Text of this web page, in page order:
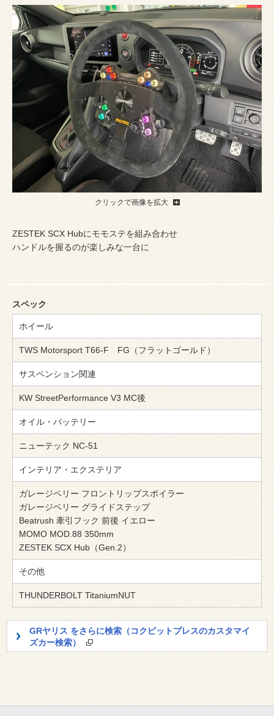
クリックで画像を拡大
ZESTEK SCX Hubにモモステを組み合わせ
ハンドルを握るのが楽しみな一台に
スペック
ホイール
TWS Motorsport T66-F FG（フラットゴールド）
サスペンション関連
KW StreetPerformance V3 MC後
オイル・バッテリー
ニューテック NC-51
インテリア・エクステリア
ガレージベリー フロントリップスポイラー
ガレージベリー グライドステップ
Beatrush 牽引フック 前後 イエロー
MOMO MOD.88 350mm
ZESTEK SCX Hub（Gen.2）
その他
THUNDERBOLT TitaniumNUT
GRヤリス をさらに検索（コクピットプレスのカスタマイ
ズカー検索）